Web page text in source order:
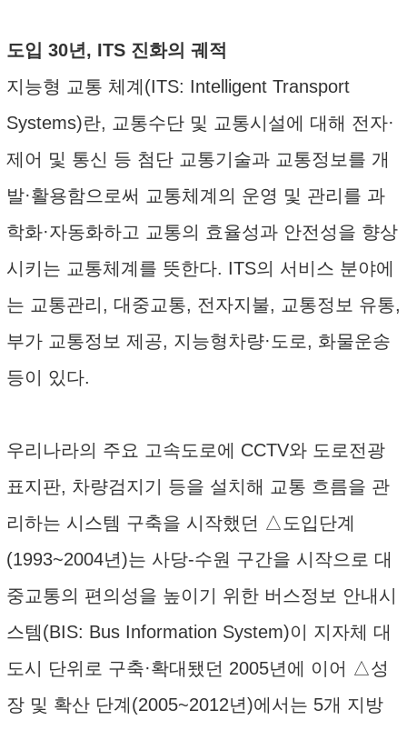
도입 30년, ITS 진화의 궤적
지능형 교통 체계(ITS: Intelligent Transport
Systems)란, 교통수단 및 교통시설에 대해 전자·
제어 및 통신 등 첨단 교통기술과 교통정보를 개
발·활용함으로써 교통체계의 운영 및 관리를 과
학화·자동화하고 교통의 효율성과 안전성을 향상
시키는 교통체계를 뜻한다. ITS의 서비스 분야에
는 교통관리, 대중교통, 전자지불, 교통정보 유통,
부가 교통정보 제공, 지능형차량·도로, 화물운송
등이 있다.
우리나라의 주요 고속도로에 CCTV와 도로전광
표지판, 차량검지기 등을 설치해 교통 흐름을 관
리하는 시스템 구축을 시작했던 △도입단계
(1993~2004년)는 사당-수원 구간을 시작으로 대
중교통의 편의성을 높이기 위한 버스정보 안내시
스템(BIS: Bus Information System)이 지자체 대
도시 단위로 구축·확대됐던 2005년에 이어 △성
장 및 확산 단계(2005~2012년)에서는 5개 지방